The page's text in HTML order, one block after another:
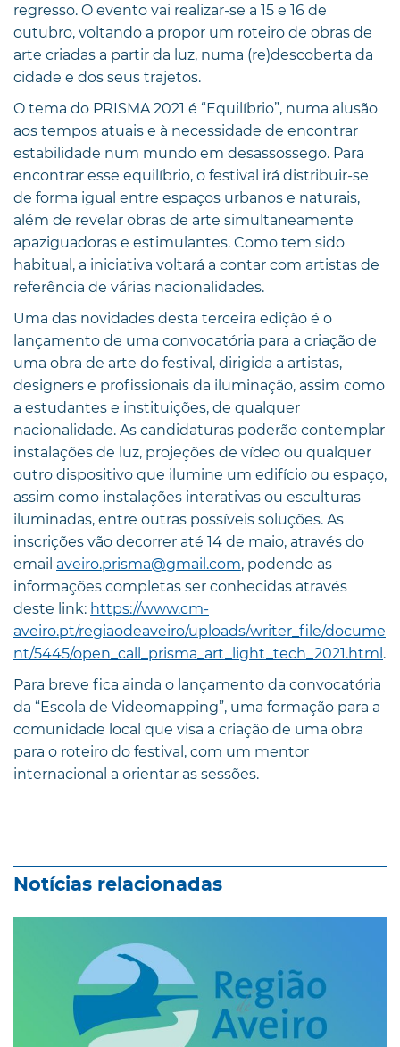
regresso. O evento vai realizar-se a 15 e 16 de
outubro, voltando a propor um roteiro de obras de
arte criadas a partir da luz, numa (re)descoberta da
cidade e dos seus trajetos.
O tema do PRISMA 2021 é “Equilíbrio”, numa alusão
aos tempos atuais e à necessidade de encontrar
estabilidade num mundo em desassossego. Para
encontrar esse equilíbrio, o festival irá distribuir-se
de forma igual entre espaços urbanos e naturais,
além de revelar obras de arte simultaneamente
apaziguadoras e estimulantes. Como tem sido
habitual, a iniciativa voltará a contar com artistas de
referência de várias nacionalidades.
Uma das novidades desta terceira edição é o
lançamento de uma convocatória para a criação de
uma obra de arte do festival, dirigida a artistas,
designers e profissionais da iluminação, assim como
a estudantes e instituições, de qualquer
nacionalidade. As candidaturas poderão contemplar
instalações de luz, projeções de vídeo ou qualquer
outro dispositivo que ilumine um edifício ou espaço,
assim como instalações interativas ou esculturas
iluminadas, entre outras possíveis soluções. As
inscrições vão decorrer até 14 de maio, através do
email aveiro.prisma@gmail.com, podendo as
informações completas ser conhecidas através
deste link: https://www.cm-
aveiro.pt/regiaodeaveiro/uploads/writer_file/docume
nt/5445/open_call_prisma_art_light_tech_2021.html .
Para breve fica ainda o lançamento da convocatória
da “Escola de Videomapping”, uma formação para a
comunidade local que visa a criação de uma obra
para o roteiro do festival, com um mentor
internacional a orientar as sessões.
Notícias relacionadas